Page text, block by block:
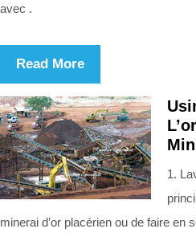
avec .
Read More
1.
minerai d’or placérien ou de faire en